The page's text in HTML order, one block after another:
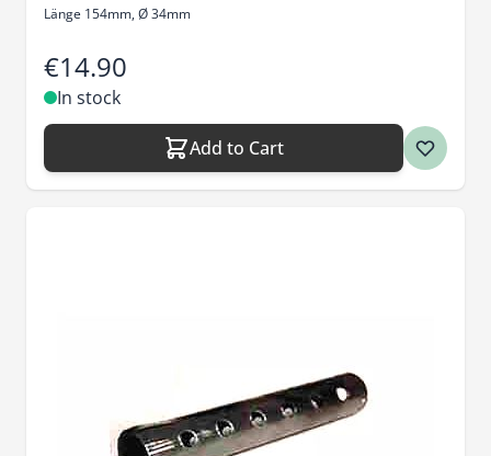
Länge 154mm, Ø 34mm
€14.90
In stock
Add to Cart